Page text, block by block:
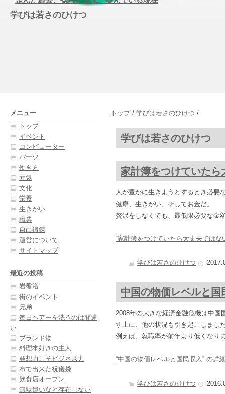
学びは若さのひけつ
トップ/ 学びは若さのひけつ /
学びは若さのひけつ
家計簿をつけていたら
人が豊かに生きようとするとき必要
健康、生きがい、そしてお金だ。
贅沢をしなくても、最低限必要な金
“家計簿をつけていたら大丈夫ではな
学びは若さのひけつ
中国の物価レベルと国
2008年の大きな経済金融危機は中国
す上に、他の状況も引き起こしまし
例えば、就職率が前年より低くなり
“中国の物価レベルと国民収入” の詳
学びは若さのひけつ
メニュー
トップ
イベント
コンピューター
パーツ
働き方
元気
文化
栄養
生きがい
職業
自己鍛錬
運営について
サイトマップ
最近の投稿
岩盤浴
街のイベント
兄弟
毎日ヘアーを洗うのは間違
い
ブランド物
料理本好きの主人
発想力こそビジネス力
布で出来た祝儀袋
飲食店オープン
無駄遣いなど存在しない